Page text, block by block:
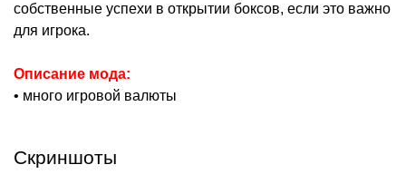
собственные успехи в открытии боксов, если это важно
для игрока.
Описание мода:
• много игровой валюты
Скриншоты